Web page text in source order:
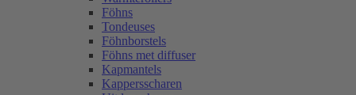
Föhns
Tondeuses
Föhnborstels
Föhns met diffuser
Kapmantels
Kappersscharen